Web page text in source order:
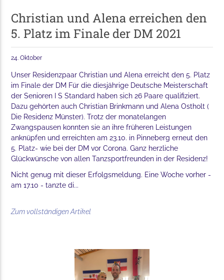
Christian und Alena erreichen den
5. Platz im Finale der DM 2021
24. Oktober
Unser Residenzpaar Christian und Alena erreicht den 5. Platz
im Finale der DM Für die diesjährige Deutsche Meisterschaft
der Senioren I S Standard haben sich 26 Paare qualifiziert.
Dazu gehörten auch Christian Brinkmann und Alena Ostholt (
Die Residenz Münster). Trotz der monatelangen
Zwangspausen konnten sie an ihre früheren Leistungen
anknüpfen und erreichten am 23.10. in Pinneberg erneut den
5. Platz- wie bei der DM vor Corona. Ganz herzliche
Glückwünsche von allen Tanzsportfreunden in der Residenz!
Nicht genug mit dieser Erfolgsmeldung. Eine Woche vorher -
am 17.10 - tanzte di...
Zum vollständigen Artikel